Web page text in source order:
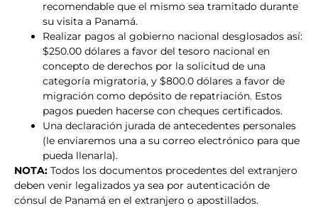
recomendable que el mismo sea tramitado durante
su visita a Panamá.
Realizar pagos al gobierno nacional desglosados así:
$250.00 dólares a favor del tesoro nacional en
concepto de derechos por la solicitud de una
categoría migratoria, y $800.0 dólares a favor de
migración como depósito de repatriación. Estos
pagos pueden hacerse con cheques certificados.
Una declaración jurada de antecedentes personales
(le enviaremos una a su correo electrónico para que
pueda llenarla).
NOTA: Todos los documentos procedentes del extranjero
deben venir legalizados ya sea por autenticación de
cónsul de Panamá en el extranjero o apostillados.